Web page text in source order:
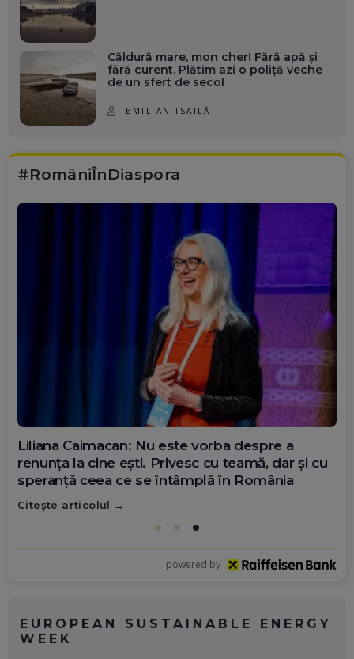
Căldură mare, mon cher! Fără apă și
fără curent. Plătim azi o poliță veche
de un sfert de secol
EMILIAN ISAILĂ
#RomâniÎnDiaspora
Diana Olar, românca de la Google care
demonstrează că diaspora poate schimba
România
Citește articolul
powered by
EUROPEAN SUSTAINABLE ENERGY
WEEK